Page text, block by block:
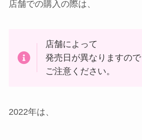
店舗での購入の際は、
店舗によって
発売日が異なりますので
ご注意ください。
2022年は、